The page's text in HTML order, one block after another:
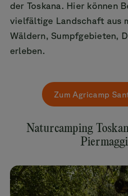
der Toskana. Hier können
vielfältige Landschaft aus
Wäldern, Sumpfgebieten,
erleben.
Zum Agricamp
Naturcamping